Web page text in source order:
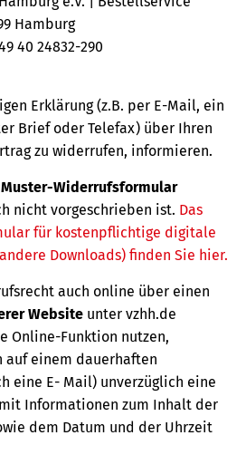
Hamburg
40 24832-290
Erklärung (z.B. per E-Mail, ein
Brief oder Telefax) über Ihren
zu widerrufen, informieren.
Muster-Widerrufsformular
nicht vorgeschrieben ist. Das
für kostenpflichtige digitale
Downloads) finden Sie hier.
auch online über einen
Website unter vzhh.de
Online-Funktion nutzen,
einem dauerhaften
eine E- Mail) unverzüglich eine
Informationen zum Inhalt der
dem Datum und der Uhrzeit